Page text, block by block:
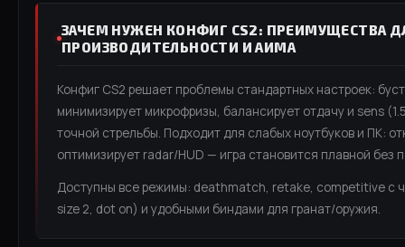
ЗАЧЕМ НУЖЕН КОНФИГ CS2: ПРЕИМУЩЕСТВА
ПРОИЗВОДИТЕЛЬНОСТИ И АИМА
Конфиг CS2 решает проблемы стандартных настроек:
минимизирует микрофризы, балансирует отдачу и sens
точной стрельбы. Подходит для слабых ноутбуков и ПК:
оптимизирует radar/HUD — игра становится плавной без
Доступны все режимы: deathmatch, retake, competitive с
size 2, dot on) и удобными биндами для гранат/оружия.